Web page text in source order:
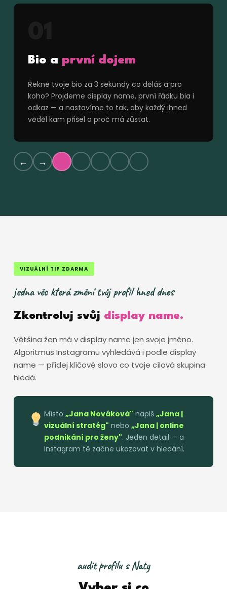
Bio a první dojem
Řekne tvoje bio za 3 sekundy co děláš a pro
koho? Projdeme display name, první řádku bia i
odkaz — a nastavíme to tak, aby každý ihned
věděl kam přišel a proč má zůstat.
← →
VIZUÁLNÍ TIP ZDARMA
jedna věc která změní tvůj profil hned dnes
Zkontroluj svůj display name.
Většina žen má v display name jen svoje jméno.
Algoritmus Instagramu vyhledává i podle display
name — přidej klíčové slovo co tvoje cílová skupina
hledá.
Místo „Jana Nováková" napiš „Jana |
vizuální stratég" nebo „Jana | online
podnikání pro ženy". Jeden detail — a
Instagram tě začne ukazovat v hledání.
audit profilu s Naty